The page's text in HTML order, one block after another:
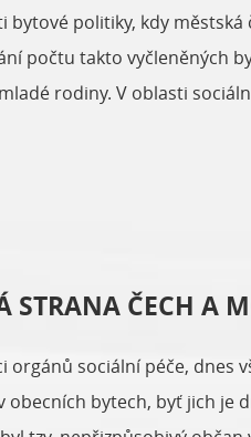
bytové politiky, kdy
počtu takto vyčleněných
rodiny. V oblasti
STRANA ČECH A
orgánů sociální péče, dnes
obecních bytech, byť jich je